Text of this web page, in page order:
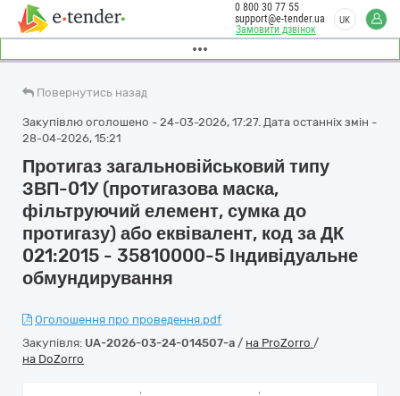
Замовити дзвінок
0 800 30 77 55
support@e-tender.ua
UK
Повернутись назад
Закупівлю оголошено - 24-03-2026, 17:27. Дата останніх змін -
28-04-2026, 15:21
Протигаз загальновійськовий типу
ЗВП-01У (протигазова маска,
фільтруючий елемент, сумка до
протигазу) або еквівалент, код за ДК
021:2015 - 35810000-5 Індивідуальне
обмундирування
Оголошення про проведення.pdf
Закупівля: UA-2026-03-24-014507-a / на ProZorro /
на DoZorro